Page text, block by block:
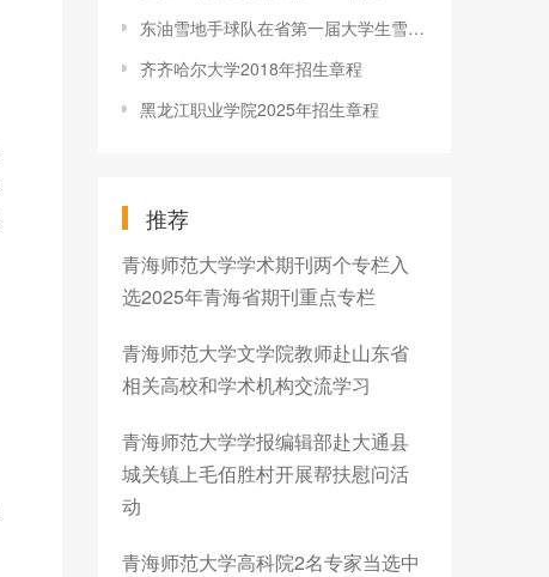
东油雪地手球队在省第一届大学生雪地手球锦标赛获佳绩
齐齐哈尔大学2018年招生章程
黑龙江职业学院2025年招生章程
推荐
青海师范大学学术期刊两个专栏入
选2025年青海省期刊重点专栏
青海师范大学文学院教师赴山东省
相关高校和学术机构交流学习
青海师范大学学报编辑部赴大通县
城关镇上毛佰胜村开展帮扶慰问活
动
青海师范大学高科院2名专家当选中